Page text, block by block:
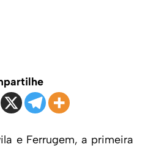
e Ferrugem, a primeira